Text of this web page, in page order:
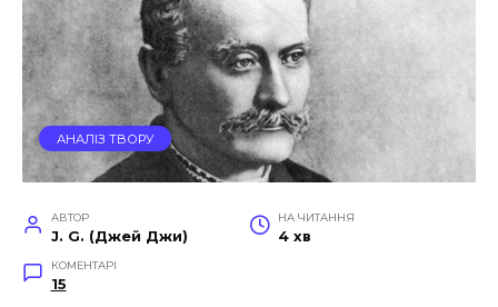
АНАЛІЗ ТВОРУ
АВТОР
J. G. (Джей Джи)
НА ЧИТАННЯ
4 хв
КОМЕНТАРІ
15